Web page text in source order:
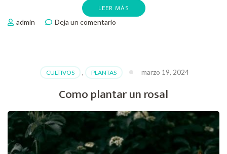
LEER MÁS
admin Deja un comentario
pallets
manera
sencilla,
rápida
y
barata
CULTIVOS , PLANTAS marzo 19, 2024
Como plantar un rosal